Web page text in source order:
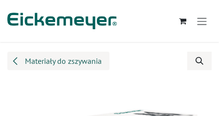
Materiały do zszywania